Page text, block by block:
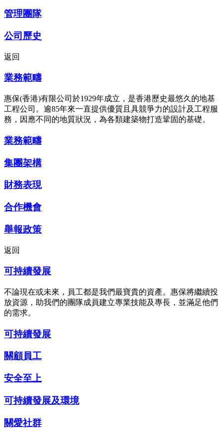
管理團隊
公司歷史
返回
業務範疇
惠保(香港)有限公司於1929年成立，是香港歷史最悠久的地基
工程公司。逾85年來一直提供優質且具競爭力的設計及工程服
務，因應不同的地質狀況，為各類建築物打造鞏固的基礎。
業務範疇
集團架構
財務表現
合作機會
舉報政策
返回
可持續發展
不論現在或未來，員工都是我們最寶貴的資產。惠保將繼續投
放資源，助我們的團隊成員建立專業技能及專長，並滿足他們
的需求。
可持續發展
關顧員工
安全至上
可持續發展及環境
關愛社群